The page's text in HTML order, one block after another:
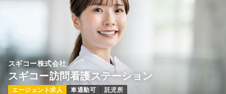
年間休日124日
4週8休以上
担当業務未経験可
月給25万円以上可
気になる
オペ室(手術室)正看護師
スギコー株式会社
スギコー訪問看護ステーション
エージェント求人 車通勤可 託児所